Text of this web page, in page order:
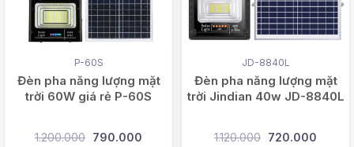
P-60S
Đèn pha năng lượng mặt
trời 60W giá rẻ P-60S
1.200.000 790.000
JD-8840L
Đèn pha năng lượng mặt
trời Jindian 40w JD-8840L
1.120.000 720.000